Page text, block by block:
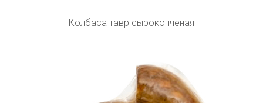
Колбаса тавр сырокопченая